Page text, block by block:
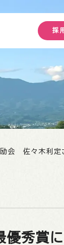
採
会 佐々木利定
秀賞に